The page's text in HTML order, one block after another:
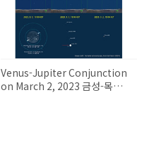
Venus-Jupiter Conjunction
on March 2, 2023 금성-목성